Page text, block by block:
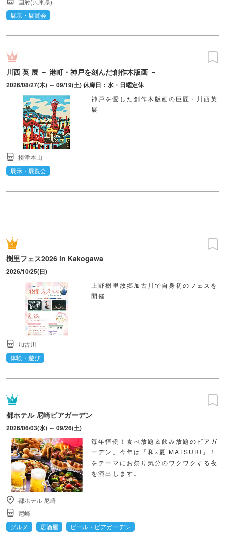
展示・展覧会
川西 英 展 － 港町・神戸を刻んだ創作木版画 －
2026/08/27(木) ～ 09/19(土) 休廊日：水・日曜定休
神戸を愛した創作木版画の巨匠・川西英
展
摂津本山
展示・展覧会
樹里フェス2026 in Kakogawa
2026/10/25(日)
上野樹里故郷加古川で自身初のフェスを
開催
加古川
体験・遊び
都ホテル 尼崎ビアガーデン
2026/06/03(水) ～ 09/26(土)
毎年恒例！食べ放題＆飲み放題のビアガ
ーデン。今年は「和×夏 MATSURI」！
をテーマにお祭り気分のワクワクする夜
を演出します。
都ホテル 尼崎
尼崎
グルメ
居酒屋 ビール・ビアガーデン